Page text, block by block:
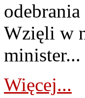
Wzięli w
minister...
Więcej...